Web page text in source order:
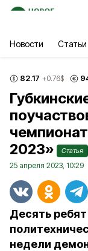
Новости Статьи
82.17 +0.76$
2023»
Статья
25 апреля 2023, 10:29
Десять ребят
недели